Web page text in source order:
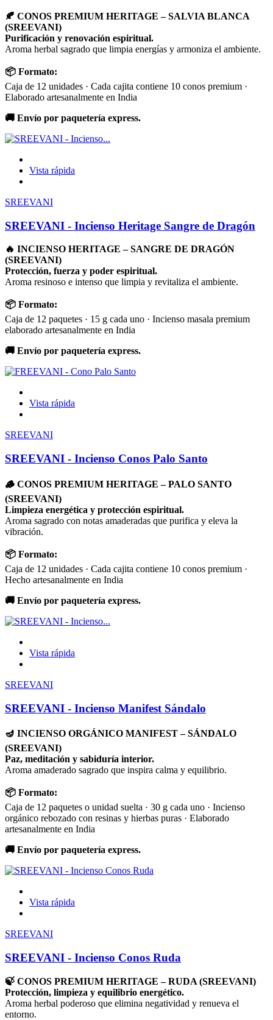
🍂 CONOS PREMIUM HERITAGE – SALVIA BLANCA
(SREEVANI)
Purificación y renovación espiritual.
Aroma herbal sagrado que limpia energías y armoniza el ambiente.
📦 Formato:
Caja de 12 unidades · Cada cajita contiene 10 conos premium ·
Elaborado artesanalmente en India
🚚 Envío por paquetería express.
Vista rápida
SREEVANI
SREEVANI - Incienso Heritage Sangre de Dragón
🔥 INCIENSO HERITAGE – SANGRE DE DRAGÓN
(SREEVANI)
Protección, fuerza y poder espiritual.
Aroma resinoso e intenso que limpia y revitaliza el ambiente.
📦 Formato:
Caja de 12 paquetes · 15 g cada uno · Incienso masala premium
elaborado artesanalmente en India
🚚 Envío por paquetería express.
Vista rápida
SREEVANI
SREEVANI - Incienso Conos Palo Santo
🪵 CONOS PREMIUM HERITAGE – PALO SANTO
(SREEVANI)
Limpieza energética y protección espiritual.
Aroma sagrado con notas amaderadas que purifica y eleva la
vibración.
📦 Formato:
Caja de 12 unidades · Cada cajita contiene 10 conos premium ·
Hecho artesanalmente en India
🚚 Envío por paquetería express.
Vista rápida
SREEVANI
SREEVANI - Incienso Manifest Sándalo
🪔 INCIENSO ORGÁNICO MANIFEST – SÁNDALO
(SREEVANI)
Paz, meditación y sabiduría interior.
Aroma amaderado sagrado que inspira calma y equilibrio.
📦 Formato:
Caja de 12 paquetes o unidad suelta · 30 g cada uno · Incienso
orgánico rebozado con resinas y hierbas puras · Elaborado
artesanalmente en India
🚚 Envío por paquetería express.
Vista rápida
SREEVANI
SREEVANI - Incienso Conos Ruda
🍃 CONOS PREMIUM HERITAGE – RUDA (SREEVANI)
Protección, limpieza y equilibrio energético.
Aroma herbal poderoso que elimina negatividad y renueva el
entorno.